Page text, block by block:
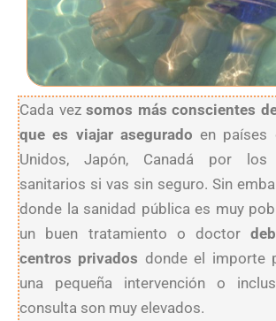
Cada vezsomos más conscientes
que es viajar asegurado en países
Unidos, Japón, Canadá por
sanitarios si vas sin seguro. Sin
donde la sanidad pública es muy
un buen tratamiento o doctor
centros privados donde el importe
una pequeña intervención o
consulta son muy elevados.